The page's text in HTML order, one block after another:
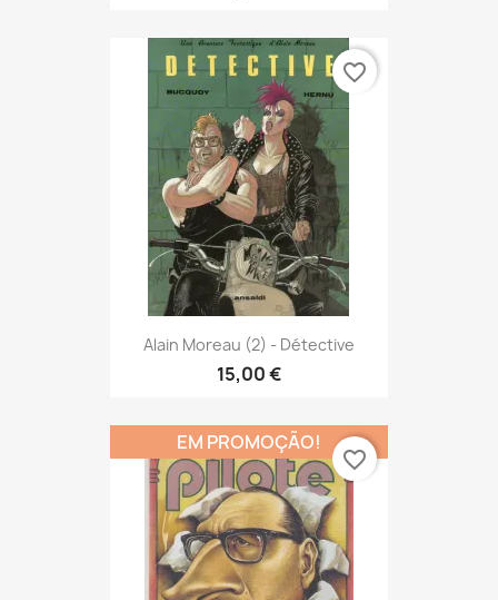
Alain Moreau (2) - Détective
15,00 €
favorite_border
EM PROMOÇÃO!
favorite_border